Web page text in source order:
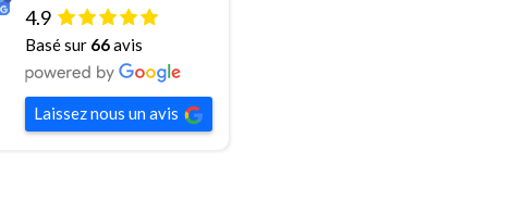
4.9
Basé sur 66avis
Laissez nous un avis